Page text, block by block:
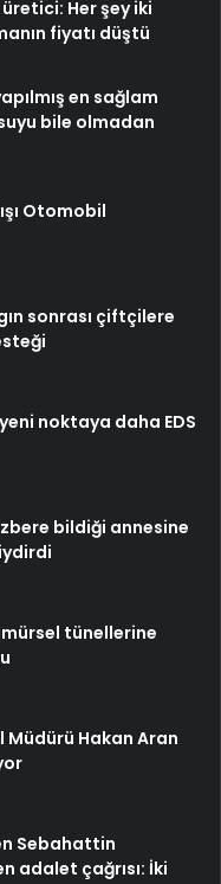
Her şey iki
fiyatı düştü
en sağlam
bile olmadan
Otomobil
sonrası çiftçilere
noktaya daha EDS
bildiği annesine
tünellerine
Müdürü Hakan Aran
Sebahattin
adalet çağrısı: İki